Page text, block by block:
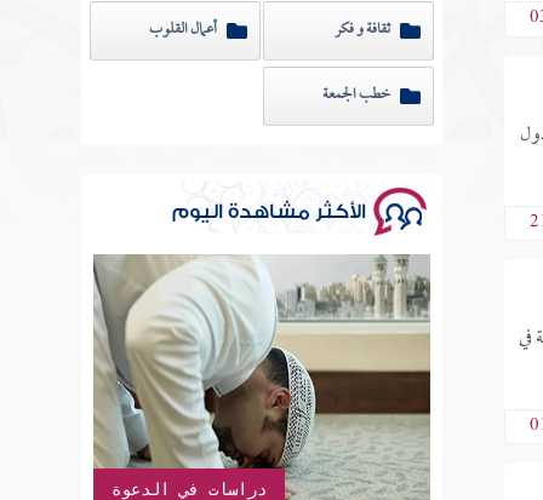
في
ثقافة و فكر أعمال القلوب
خطب الجمعة
الأكثر مشاهدة اليوم
دراسات في الدعوة